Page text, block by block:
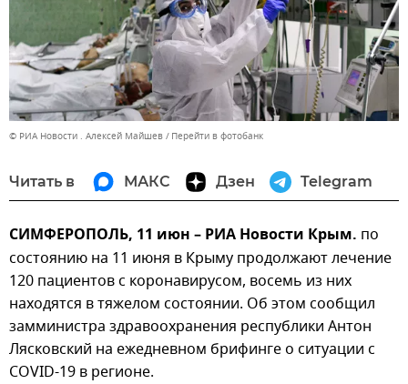
© РИА Новости . Алексей Майшев Перейти в фотобанк
Читать в МАКС Дзен Telegram
СИМФЕРОПОЛЬ, 11 июн – РИА Новости Крым. по
состоянию на 11 июня в Крыму продолжают лечение
120 пациентов с коронавирусом, восемь из них
находятся в тяжелом состоянии. Об этом сообщил
замминистра здравоохранения республики Антон
Лясковский на ежедневном брифинге о ситуации с
COVID-19 в регионе.